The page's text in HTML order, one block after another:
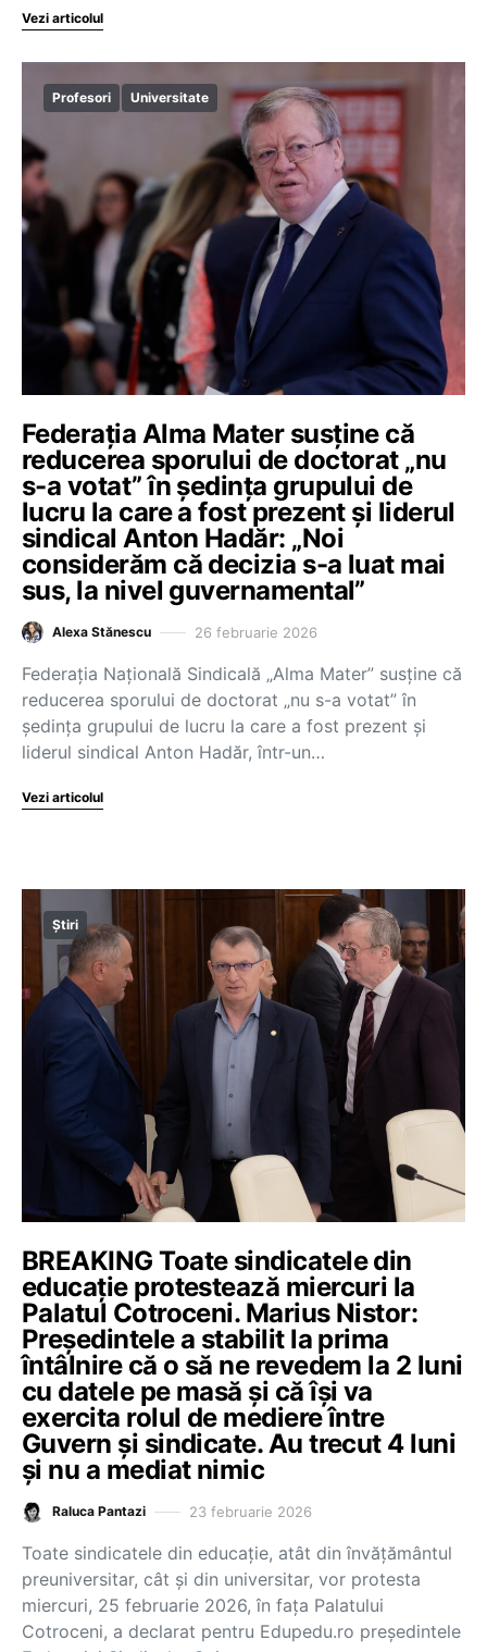
Vezi articolul
Profesori Universitate
Federația Alma Mater susține că
reducerea sporului de doctorat „nu
s-a votat” în ședința grupului de
lucru la care a fost prezent și liderul
sindical Anton Hadăr: „Noi
considerăm că decizia s-a luat mai
sus, la nivel guvernamental”
Alexa Stănescu 26 februarie 2026
Federația Națională Sindicală „Alma Mater” susține că
reducerea sporului de doctorat „nu s-a votat” în
ședința grupului de lucru la care a fost prezent și
liderul sindical Anton Hadăr, într-un…
Vezi articolul
Știri
BREAKING Toate sindicatele din
educație protestează miercuri la
Palatul Cotroceni. Marius Nistor:
Președintele a stabilit la prima
întâlnire că o să ne revedem la 2 luni
cu datele pe masă și că își va
exercita rolul de mediere între
Guvern și sindicate. Au trecut 4 luni
și nu a mediat nimic
Raluca Pantazi 23 februarie 2026
Toate sindicatele din educație, atât din învățământul
preuniversitar, cât și din universitar, vor protesta
miercuri, 25 februarie 2026, în fața Palatului
Cotroceni, a declarat pentru Edupedu.ro președintele